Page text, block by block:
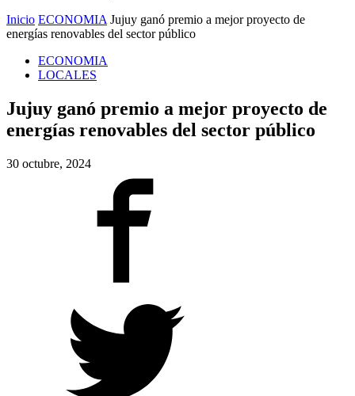
Inicio ECONOMIA Jujuy ganó premio a mejor proyecto de
energías renovables del sector público
ECONOMIA
LOCALES
Jujuy ganó premio a mejor proyecto de
energías renovables del sector público
30 octubre, 2024